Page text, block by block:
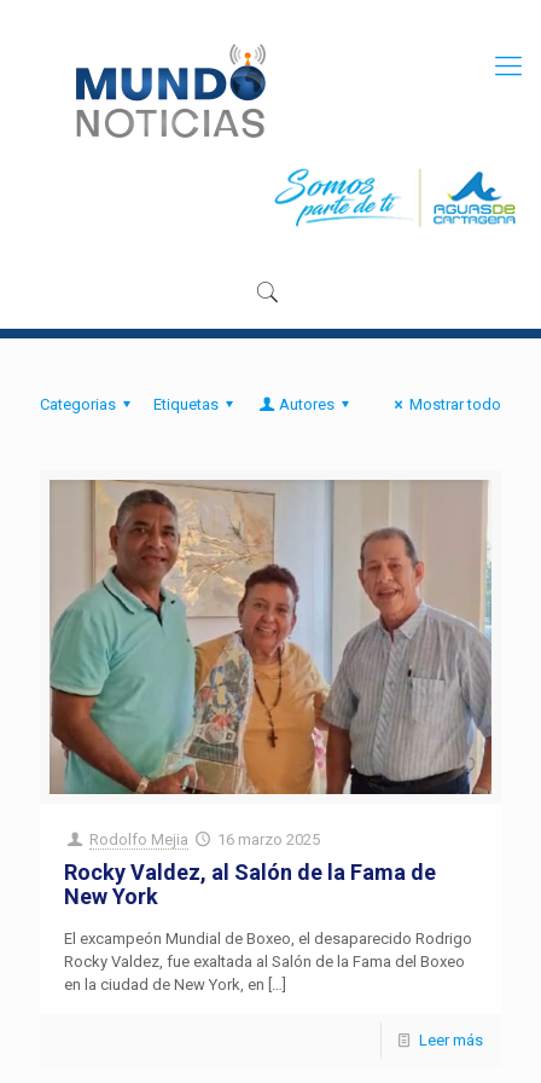
Categorias Etiquetas Autores Mostrar todo
Rodolfo Mejia 16 marzo 2025
Rocky Valdez, al Salón de la Fama de
New York
El excampeón Mundial de Boxeo, el desaparecido Rodrigo
Rocky Valdez, fue exaltada al Salón de la Fama del Boxeo
en la ciudad de New York, en
Leer más